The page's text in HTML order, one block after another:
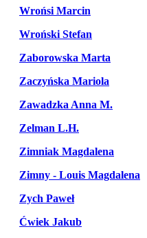
Wrońsi Marcin
Wroński Stefan
Zaborowska Marta
Zaczyńska Mariola
Zawadzka Anna M.
Zelman L.H.
Zimniak Magdalena
Zimny - Louis Magdalena
Zych Paweł
Ćwiek Jakub